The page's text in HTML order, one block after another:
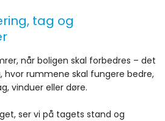
tag og
når boligen skal forbedres – det
rummene skal fungere bedre,
vinduer eller døre.
ser vi på tagets stand og